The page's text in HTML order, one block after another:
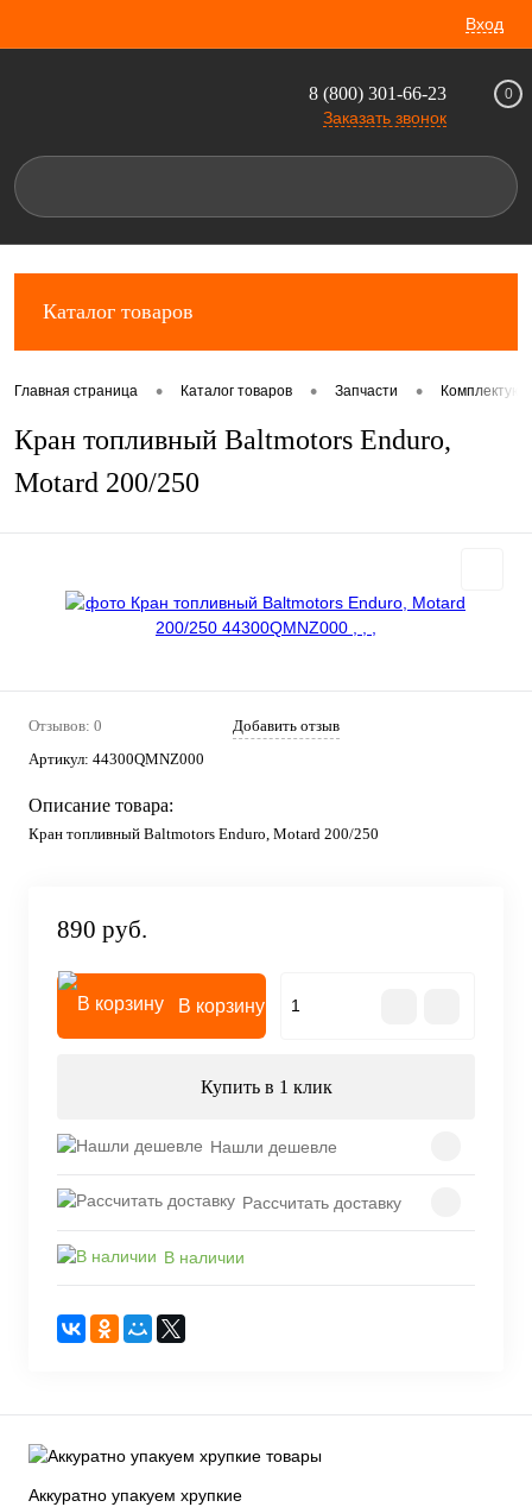
Вход
8 (800) 301-66-23
Заказать звонок
0
Каталог товаров
Главная страница • Каталог товаров • Запчасти •
Кран топливный Baltmotors Enduro,
Motard 200/250
Отзывов: 0
Добавить отзыв
Артикул: 44300QMNZ000
Описание товара:
Кран топливный Baltmotors Enduro, Motard 200/250
890 руб.
В корзину
Купить в 1 клик
Нашли дешевле
Рассчитать доставку
В наличии
Аккуратно упакуем хрупкие